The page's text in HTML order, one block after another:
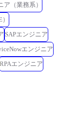
ア（業務系）
SAPエンジニア
エンジニア
RPAエンジニア